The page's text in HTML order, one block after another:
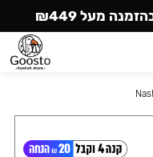
מעל ₪449